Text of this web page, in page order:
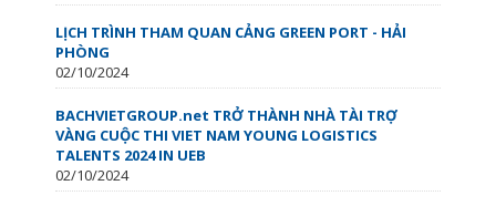
LỊCH TRÌNH THAM QUAN CẢNG GREEN PORT - HẢI
PHÒNG
02/10/2024
BACHVIETGROUP.net TRỞ THÀNH NHÀ TÀI TRỢ
VÀNG CUỘC THI VIET NAM YOUNG LOGISTICS
TALENTS 2024 IN UEB
02/10/2024